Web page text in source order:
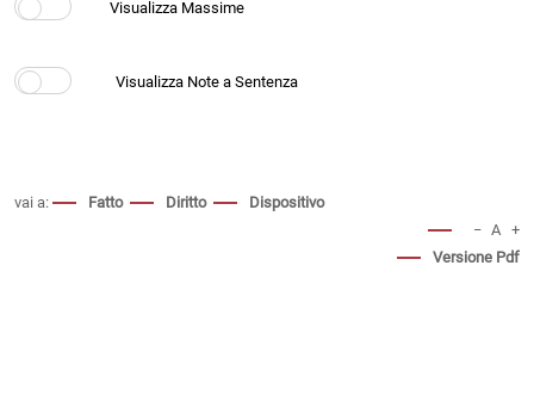
vai a: Fatto Diritto
Dispositivo
− A +
Versione Pdf